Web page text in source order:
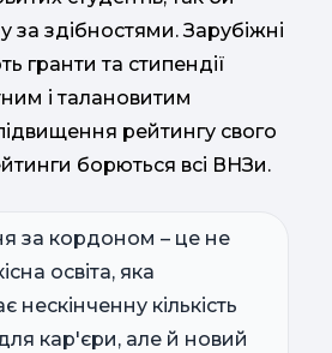
здібностями. Зарубіжні
гранти та стипендії
і талановитим
рейтингу свого
борються всі ВНЗи.
за кордоном – це не
освіта, яка
нескінченну кількість
кар'єри, але й новий